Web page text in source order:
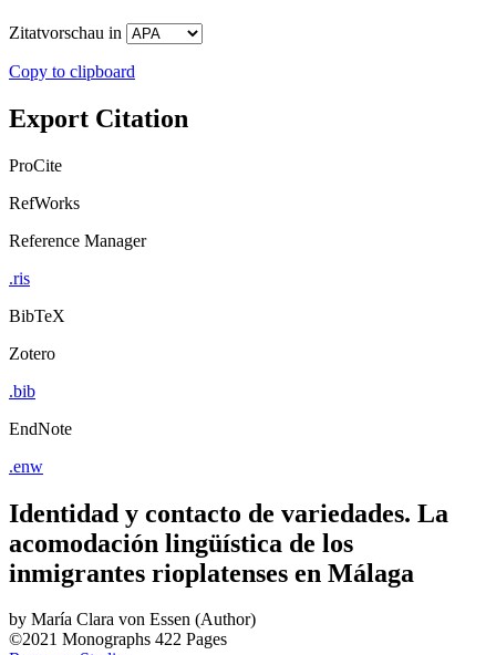
Zitatvorschau in
Copy to clipboard
Export Citation
ProCite
RefWorks
Reference Manager
.ris
BibTeX
Zotero
.bib
EndNote
.enw
Identidad y contacto de variedades. La
acomodación lingüística de los
inmigrantes rioplatenses en Málaga
by María Clara von Essen (Author)
©2021 Monographs 422 Pages